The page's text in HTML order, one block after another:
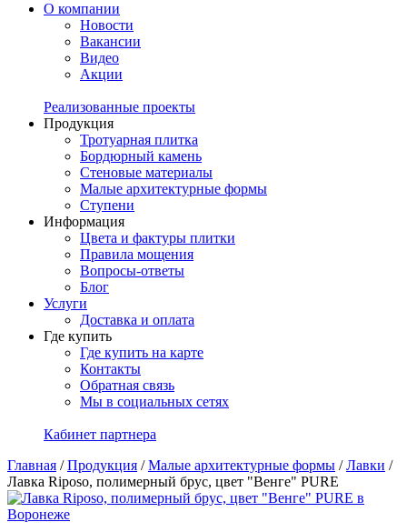
О компании
Новости
Вакансии
Видео
Акции
Реализованные проекты
Продукция
Тротуарная плитка
Бордюрный камень
Стеновые материалы
Малые архитектурные формы
Ступени
Информация
Цвета и фактуры плитки
Правила мощения
Вопросы-ответы
Блог
Услуги
Доставка и оплата
Где купить
Где купить на карте
Контакты
Обратная связь
Мы в социальных сетях
Кабинет партнера
Главная /Продукция /Малые архитектурные формы /Лавки /
Лавка Riposo, полимерный брус, цвет "Венге" PURE